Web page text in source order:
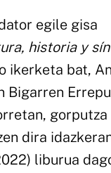
egile gisa
historia y
ikerketa bat,
Bigarren
gorputza
dira
liburua